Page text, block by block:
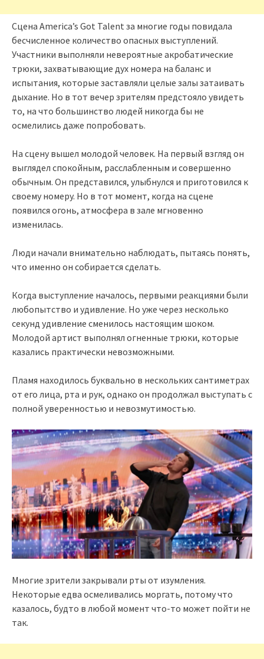
Сцена America’s Got Talent за многие годы повидала
бесчисленное количество опасных выступлений.
Участники выполняли невероятные акробатические
трюки, захватывающие дух номера на баланс и
испытания, которые заставляли целые залы затаивать
дыхание. Но в тот вечер зрителям предстояло увидеть
то, на что большинство людей никогда бы не
осмелились даже попробовать.
На сцену вышел молодой человек. На первый взгляд он
выглядел спокойным, расслабленным и совершенно
обычным. Он представился, улыбнулся и приготовился к
своему номеру. Но в тот момент, когда на сцене
появился огонь, атмосфера в зале мгновенно
изменилась.
Люди начали внимательно наблюдать, пытаясь понять,
что именно он собирается сделать.
Когда выступление началось, первыми реакциями были
любопытство и удивление. Но уже через несколько
секунд удивление сменилось настоящим шоком.
Молодой артист выполнял огненные трюки, которые
казались практически невозможными.
Пламя находилось буквально в нескольких сантиметрах
от его лица, рта и рук, однако он продолжал выступать с
полной уверенностью и невозмутимостью.
Многие зрители закрывали рты от изумления.
Некоторые едва осмеливались моргать, потому что
казалось, будто в любой момент что-то может пойти не
так.